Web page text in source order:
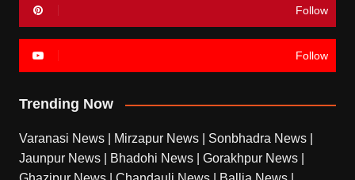
Follow
Follow
Trending Now
Varanasi News Mirzapur News Sonbhadra News
Jaunpur News
Bhadohi News Gorakhpur News